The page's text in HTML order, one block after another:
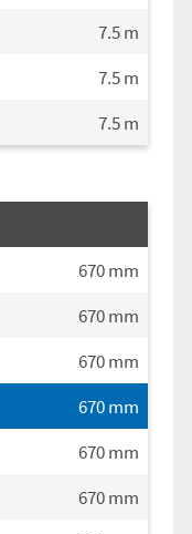
7.5m
7.5m
7.5m
670mm
670mm
670mm
670mm
670mm
670mm